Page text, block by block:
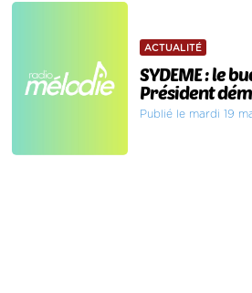
ACTUALITÉ
SYDEME : le
Président
Publié le mardi 19